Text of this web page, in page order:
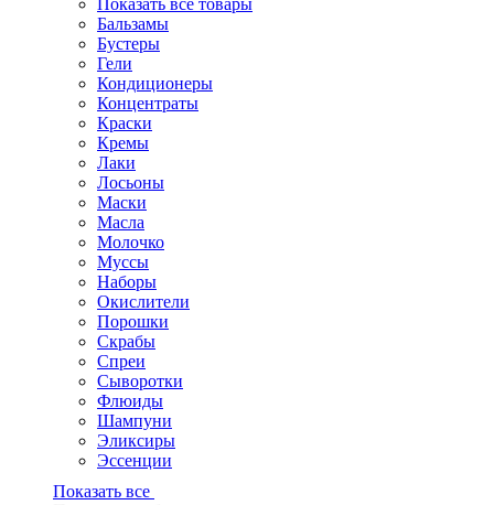
Показать все товары
Бальзамы
Бустеры
Гели
Кондиционеры
Концентраты
Краски
Кремы
Лаки
Лосьоны
Маски
Масла
Молочко
Муссы
Наборы
Окислители
Порошки
Скрабы
Спреи
Сыворотки
Флюиды
Шампуни
Эликсиры
Эссенции
Показать все